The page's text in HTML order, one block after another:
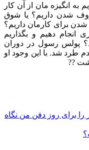
انگیزه مان از آن کار
شدن داریم؟ یا شوق
شدن برای کارمان داریم؟
انجام دهیم و بگذاریم
پولس رسول در دوران
طرد شد. با این وجود او
??
را برای روز دفن من نگاه